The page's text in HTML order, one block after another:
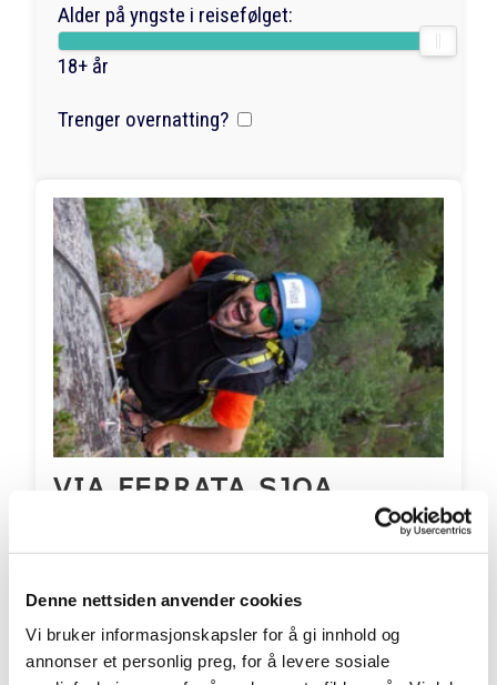
Denne nettsiden anvender cookies
Vi bruker informasjonskapsler for å gi innhold og
annonser et personlig preg, for å levere sosiale
Alder på yngste i reisefølget:
18+ år
Trenger overnatting?
VIA FERRATA SJOA
Nå kan du sveve i luften med flott utsikt over
Sjoa og fjellene rundt
Priser fra 1100 pr. person
Aldersgrense fra: 10 år
Inkluderer overnatting? Nei